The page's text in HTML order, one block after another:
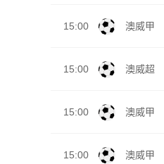
15:00 澳威甲
15:00 澳威超
15:00 澳威甲
15:00 澳威甲